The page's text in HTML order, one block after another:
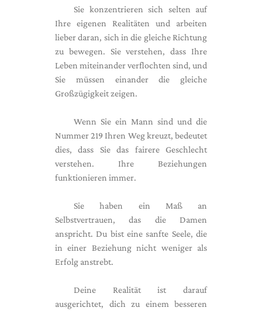
Sie konzentrieren sich selten auf
Ihre eigenen Realitäten und arbeiten
lieber daran, sich in die gleiche Richtung
zu bewegen. Sie verstehen, dass Ihre
Leben miteinander verflochten sind, und
Sie müssen einander die gleiche
Großzügigkeit zeigen.
Wenn Sie ein Mann sind und die
Nummer 219 Ihren Weg kreuzt, bedeutet
dies, dass Sie das fairere Geschlecht
verstehen. Ihre Beziehungen
funktionieren immer.
Sie haben ein Maß an
Selbstvertrauen, das die Damen
anspricht. Du bist eine sanfte Seele, die
in einer Beziehung nicht weniger als
Erfolg anstrebt.
Deine Realität ist darauf
ausgerichtet, dich zu einem besseren